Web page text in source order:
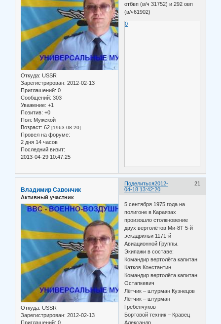
Откуда: USSR
Зарегистрирован: 2012-02-13
Приглашений: 0
Сообщений: 303
Уважение: +1
Позитив: +0
Пол: Мужской
Возраст: 62 [1963-08-20]
Провел на форуме:
2 дня 14 часов
Последний визит:
2013-04-29 10:47:25
отбвп (в/ч 31752) и 292 овп
(в/ч61902)
0
Поделиться 21
2012-
04-18 13:42:20
Владимир Савончик
Активный участник
Откуда: USSR
Зарегистрирован: 2012-02-13
Приглашений: 0
5 сентября 1975 года на
полигоне в Караязах
произошло столкновение
двух вертолётов Ми-8Т 5-й
эскадрильи 1171-й
Авиационной Группы.
Экипажи в составе:
Командир вертолёта капитан
Катков Константин
Командир вертолёта капитан
Остапкевич
Лётчик – штурман Кузнецов
Лётчик – штурман
Гребенчуков
Бортовой техник – Кравец
Александр